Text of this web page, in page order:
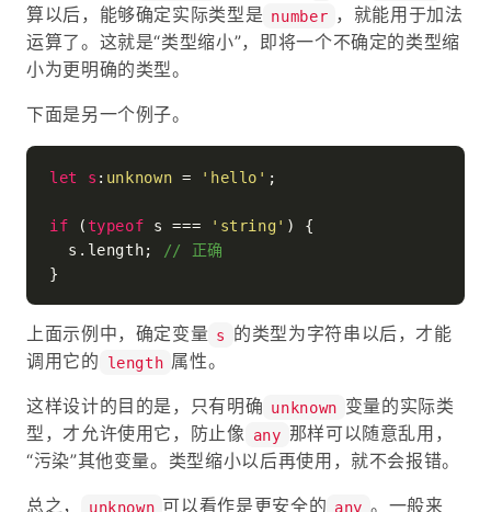
算以后，能够确定实际类型是 number ，就能用于加法
运算了。这就是“类型缩小”，即将一个不确定的类型缩
小为更明确的类型。
下面是另一个例子。
let s : unknown = 'hello' ;
if (typeof s === 'string' ) {
  s.
length;
// 正确
上面示例中，确定变量 s
的类型为字符串以后，才能
调用它的
length 属性。
这样设计的目的是，只有明确 unknown 变量的实际类
型，才允许使用它，防止像
any 那样可以随意乱用，
“污染”其他变量。类型缩小以后再使用，就不会报错。
总之， unknown 可以看作是更安全的 any 。一般来